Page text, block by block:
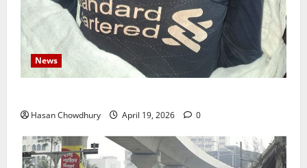
News
Hasan Chowdhury April 19, 2026 0